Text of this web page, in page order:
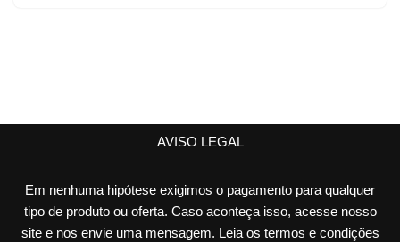
AVISO LEGAL
Em nenhuma hipótese exigimos o pagamento para qualquer
tipo de produto ou oferta. Caso aconteça isso, acesse nosso
site e nos envie uma mensagem. Leia os termos e condições